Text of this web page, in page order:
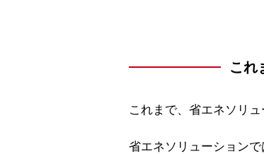
これ
これまで、省エネソリ
省エネソリューション